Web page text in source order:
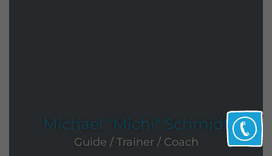
Michael "Michi" Schmidt
Guide / Trainer / Coach